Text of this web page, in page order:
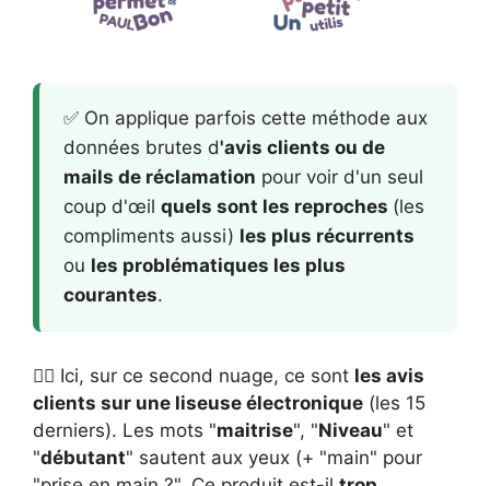
✅ On applique parfois cette méthode aux
données brutes d'avis clients ou de
mails de réclamation pour voir d'un seul
coup d'œilquels sont les reproches (les
compliments aussi) les plus récurrents
ou les problématiques les plus
courantes.
👈🏻 Ici, sur ce second nuage, ce sont les avis
clients sur une liseuse électronique (les 15
derniers). Les mots "maitrise", "Niveau" et
"débutant" sautent aux yeux (+ "main" pour